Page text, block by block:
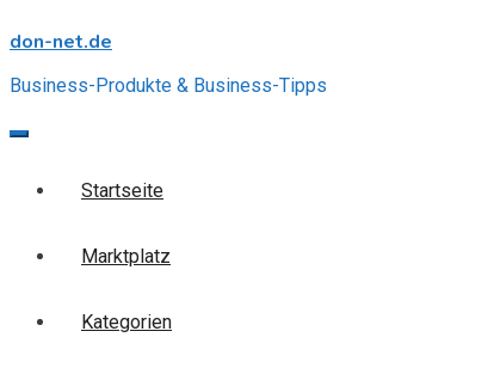
to
don-net.de
Business-Produkte & Business-Tipps
Startseite
Marktplatz
Kategorien